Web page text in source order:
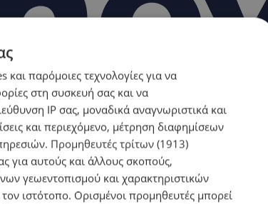
και παρόμοιες τεχνολογίες για να
στη συσκευή σας και να
IP σας, μοναδικά αναγνωριστικά και
και περιεχόμενο, μέτρηση διαφημίσεων
Προμηθευτές τρίτων (1913)
για αυτούς και άλλους σκοπούς,
γεωεντοπισμού και χαρακτηριστικών
ιστότοπο. Ορισμένοι προμηθευτές μπορεί